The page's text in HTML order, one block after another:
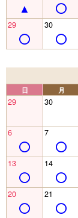
29 30
日 月
29 30
6 7
13 14
20 21